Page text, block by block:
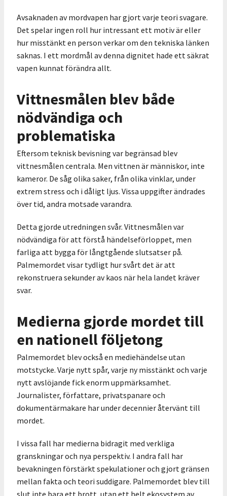
Avsaknaden av mordvapen har gjort varje teori svagare.
Det spelar ingen roll hur intressant ett motiv är eller
hur misstänkt en person verkar om den tekniska länken
saknas. I ett mordmål av denna dignitet hade ett säkrat
vapen kunnat förändra allt.
Vittnesmålen blev både
nödvändiga och
problematiska
Eftersom teknisk bevisning var begränsad blev
vittnesmålen centrala. Men vittnen är människor, inte
kameror. De såg olika saker, från olika vinklar, under
extrem stress och i dåligt ljus. Vissa uppgifter ändrades
över tid, andra motsade varandra.
Detta gjorde utredningen svår. Vittnesmålen var
nödvändiga för att förstå händelseförloppet, men
farliga att bygga för långtgående slutsatser på.
Palmemordet visar tydligt hur svårt det är att
rekonstruera sekunder av kaos när hela landet kräver
svar.
Medierna gjorde mordet till
en nationell följetong
Palmemordet blev också en mediehändelse utan
motstycke. Varje nytt spår, varje ny misstänkt och varje
nytt avslöjande fick enorm uppmärksamhet.
Journalister, författare, privatspanare och
dokumentärmakare har under decennier återvänt till
mordet.
I vissa fall har medierna bidragit med verkliga
granskningar och nya perspektiv. I andra fall har
bevakningen förstärkt spekulationer och gjort gränsen
mellan fakta och teori suddigare. Palmemordet blev till
slut inte bara ett brott, utan ett helt ekosystem av